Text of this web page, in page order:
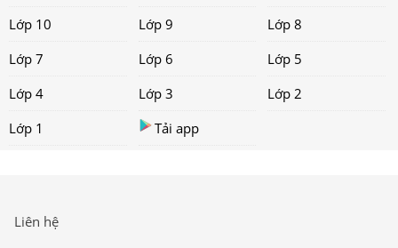
Lớp 10
Lớp 9
Lớp 8
Lớp 7
Lớp 6
Lớp 5
Lớp 4
Lớp 3
Lớp 2
Lớp 1
Tải app
Liên hệ